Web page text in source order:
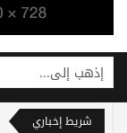
إذهب إلى...
شريط إخباري